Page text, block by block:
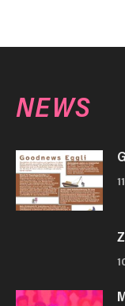
NEWS